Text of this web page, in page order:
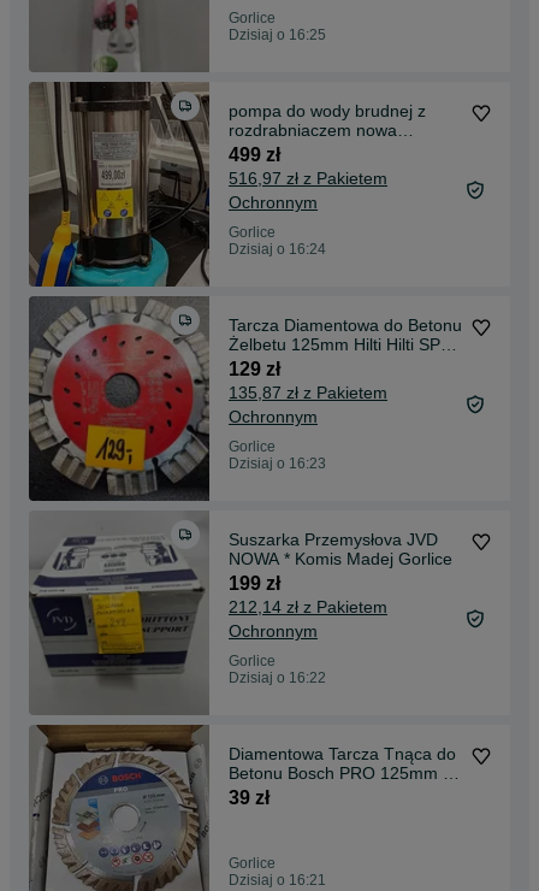
Gorlice
Dzisiaj o 16:25
pompa do wody brudnej z
rozdrabniaczem nowa
wq1100furia Komis Madej
499 zł
516,97 zł z Pakietem
Ochronnym
Gorlice
Dzisiaj o 16:24
Tarcza Diamentowa do Betonu
Żelbetu 125mm Hilti Hilti SPX
125mm
129 zł
135,87 zł z Pakietem
Ochronnym
Gorlice
Dzisiaj o 16:23
Suszarka Przemysłova JVD
NOWA * Komis Madej Gorlice
199 zł
212,14 zł z Pakietem
Ochronnym
Gorlice
Dzisiaj o 16:22
Diamentowa Tarcza Tnąca do
Betonu Bosch PRO 125mm *
Komis Madej
39 zł
Gorlice
Dzisiaj o 16:21